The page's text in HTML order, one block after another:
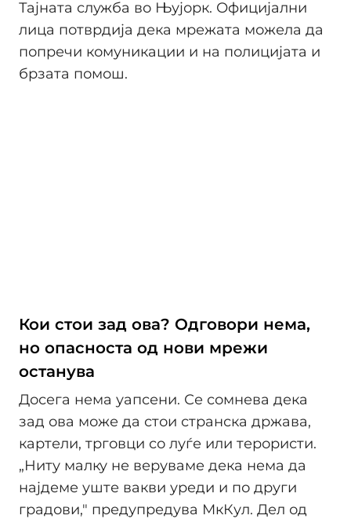
Тајната служба во Њујорк. Официјални
лица потврдија дека мрежата можела да
попречи комуникации и на полицијата и
брзата помош.
Кои стои зад ова? Одговори нема,
но опасноста од нови мрежи
останува
Досега нема уапсени. Се сомнева дека
зад ова може да стои странска држава,
картели, трговци со луѓе или терористи.
„Ниту малку не веруваме дека нема да
најдеме уште вакви уреди и по други
градови," предупредува МкКул. Дел од